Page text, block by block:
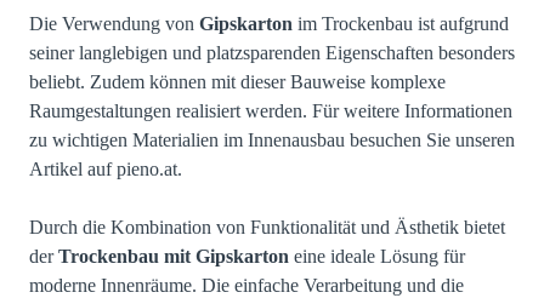
Die Verwendung von Gipskarton im Trockenbau ist aufgrund
seiner langlebigen und platzsparenden Eigenschaften besonders
beliebt. Zudem können mit dieser Bauweise komplexe
Raumgestaltungen realisiert werden. Für weitere Informationen
zu wichtigen Materialien im Innenausbau besuchen Sie unseren
Artikel aufpieno.at.
Durch die Kombination von Funktionalität und Ästhetik bietet
derTrockenbau mit Gipskarton eine ideale Lösung für
moderne Innenräume. Die einfache Verarbeitung und die